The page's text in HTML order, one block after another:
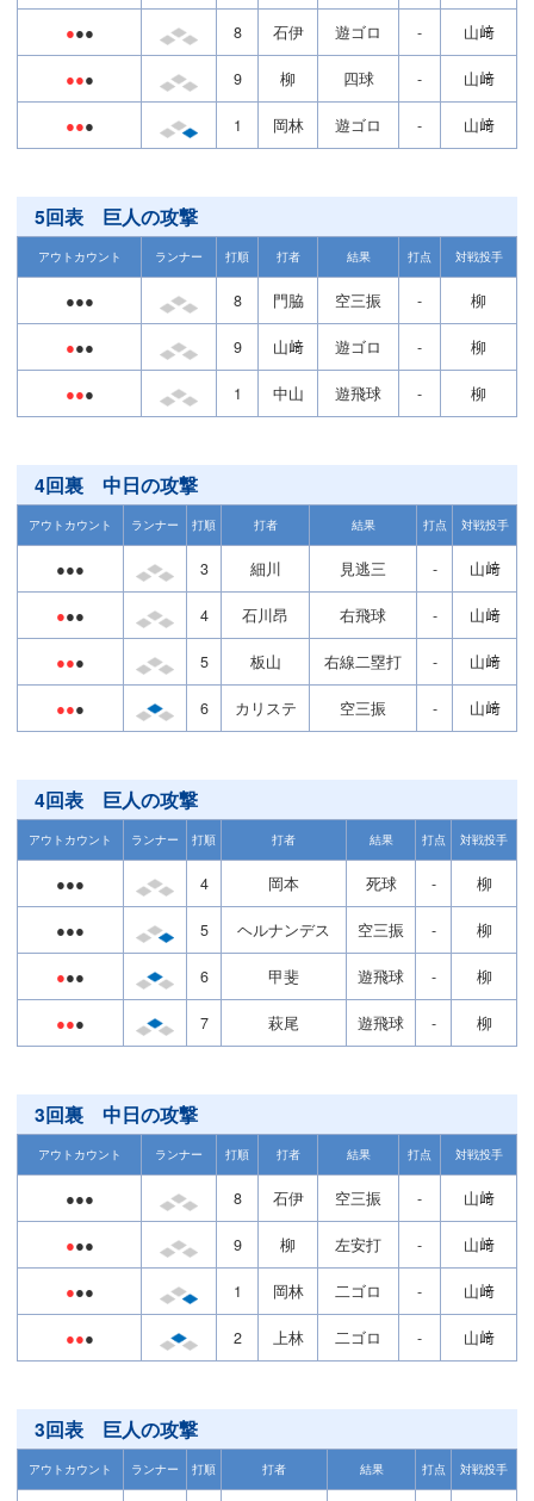
●●● 8 石伊 遊ゴロ - 山﨑
●●● 9 柳 四球 - 山﨑
●●● 1 岡林 遊ゴロ - 山﨑
5回表 巨人の攻撃
アウトカウント ランナー 打順 打者 結果 打点 対戦投手
●●● 8 門脇 空三振 - 柳
●●● 9 山﨑 遊ゴロ - 柳
●●● 1 中山 遊飛球 - 柳
4回裏 中日の攻撃
アウトカウント ランナー 打順 打者 結果 打点 対戦投手
●●● 3 細川 見逃三 - 山﨑
●●● 4 石川昂 右飛球 - 山﨑
●●● 5 板山 右線二塁打 - 山﨑
●●● 6 カリステ 空三振 - 山﨑
4回表 巨人の攻撃
アウトカウント ランナー 打順 打者 結果 打点 対戦投手
●●● 4 岡本 死球 - 柳
●●● 5 ヘルナンデス 空三振 - 柳
●●● 6 甲斐 遊飛球 - 柳
●●● 7 萩尾 遊飛球 - 柳
3回裏 中日の攻撃
アウトカウント ランナー 打順 打者 結果 打点 対戦投手
●●● 8 石伊 空三振 - 山﨑
●●● 9 柳 左安打 - 山﨑
●●● 1 岡林 二ゴロ - 山﨑
●●● 2 上林 二ゴロ - 山﨑
3回表 巨人の攻撃
アウトカウント ランナー 打順 打者 結果 打点 対戦投手